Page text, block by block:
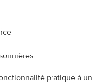
pratique à un